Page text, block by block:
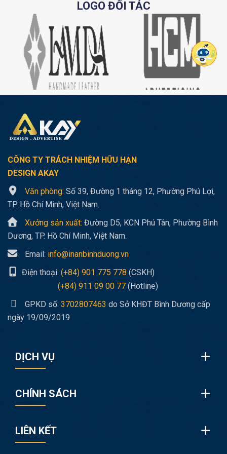
LOGO ĐỐI TÁC
CÔNG TY TRÁCH NHIỆM HỮU HẠN
DESIGN AKAY
Văn phòng: Số 39, Đường 1 tháng 12, Phường Phú Lợi,
TP. Hồ Chí Minh, Việt Nam.
Xưởng sản xuất: Đường D5, KCN Phú Tân, Phường Bình
Dương, TP. Hồ Chí Minh, Việt Nam.
Email: info@inanbinhduong.vn
Điện thoại: (+84) 901 775 778 (CSKH)
(+84) 911 09 00 77 (Hotline)
GPKD số: 3702807463 do Sở KHĐT Bình Dương cấp
ngày 19/09/2019
DỊCH VỤ
CHÍNH SÁCH
LIÊN KẾT